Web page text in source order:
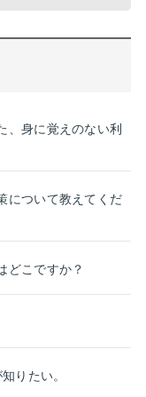
、身に覚えのない利
について教えてくだ
どこですか？
りたい。